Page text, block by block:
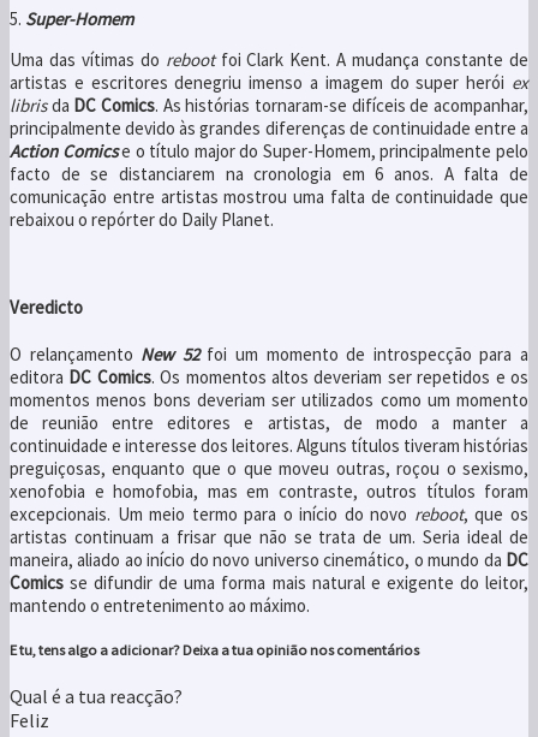
5. Super-Homem
Uma das vítimas do rebootfoi Clark Kent. A mudança constante de
artistas e escritores denegriu imenso a imagem do super herói ex
librisda DC Comics. As histórias tornaram-se difíceis de acompanhar,
principalmente devido às grandes diferenças de continuidade entre a
Action Comicse o título major do Super-Homem, principalmente pelo
facto de se distanciarem na cronologia em 6 anos. A falta de
comunicação entre artistas mostrou uma falta de continuidade que
rebaixou o repórter do Daily Planet.
Veredicto
O relançamento New 52foi um momento de introspecção para a
editora DC Comics. Os momentos altos deveriam ser repetidos e os
momentos menos bons deveriam ser utilizados como um momento
de reunião entre editores e artistas, de modo a manter a
continuidade e interesse dos leitores. Alguns títulos tiveram histórias
preguiçosas, enquanto que o que moveu outras, roçou o sexismo,
xenofobia e homofobia, mas em contraste, outros títulos foram
excepcionais. Um meio termo para o início do novo reboot, que os
artistas continuam a frisar que não se trata de um. Seria ideal de
maneira, aliado ao início do novo universo cinemático, o mundo da DC
Comics se difundir de uma forma mais natural e exigente do leitor,
mantendo o entretenimento ao máximo.
E tu, tens algo a adicionar? Deixa a tua opinião nos comentários
Qual é a tua reacção?
Feliz